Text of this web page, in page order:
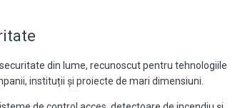
din lume, recunoscut pentru tehnologiile
instituții și proiecte de mari dimensiuni.